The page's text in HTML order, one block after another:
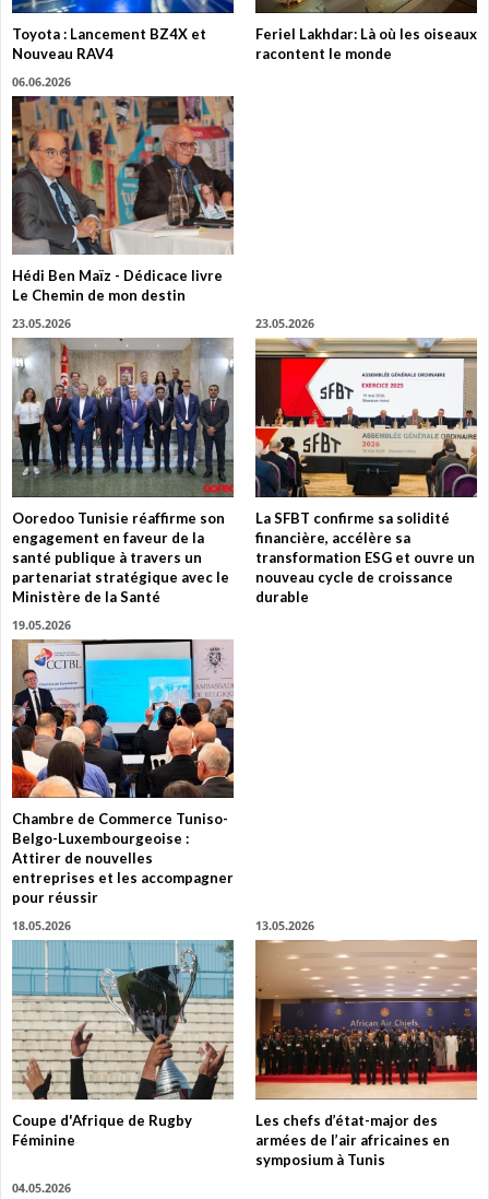
Toyota : Lancement BZ4X et
Nouveau RAV4
Feriel Lakhdar: Là où les oiseaux
racontent le monde
06.06.2026
Hédi Ben Maïz - Dédicace livre
Le Chemin de mon destin
23.05.2026
Ooredoo Tunisie réaffirme son
engagement en faveur de la
santé publique à travers un
partenariat stratégique avec le
Ministère de la Santé
23.05.2026
La SFBT confirme sa solidité
financière, accélère sa
transformation ESG et ouvre un
nouveau cycle de croissance
durable
19.05.2026
Chambre de Commerce Tuniso-
Belgo-Luxembourgeoise :
Attirer de nouvelles
entreprises et les accompagner
pour réussir
18.05.2026
Coupe d'Afrique de Rugby
Féminine
13.05.2026
Les chefs d’état-major des
armées de l’air africaines en
symposium à Tunis
04.05.2026